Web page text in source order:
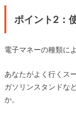
ポイント2：
電子マネーの種類に
あなたがよく行くス
ガソリンスタンドな
か。